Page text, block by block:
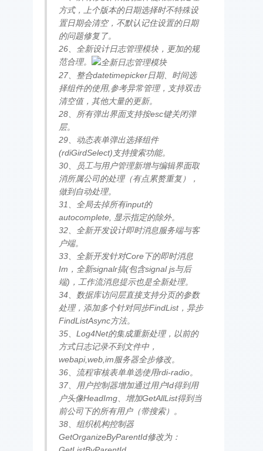
方式，上个版本的日期选择时不特殊设
置日期会清空，不默认记住设置的日期
的问题修复了。
26、全新设计日志管理模块，更加的规
范合理。
27、整合datetimepicker日期、时间选
择组件的使用,参考异常管理，支持双击
清空值，其他大量的更新。
28、所有弹出界面支持按esc键关闭弹
层。
29、动态表单弹出选择组件
(rdiGirdSelect)支持搜索功能。
30、员工与用户管理新增与编辑界面取
消所属公司的处理（有点累赘重复），
做到自动处理。
31、全局去掉所有input的
autocomplete, 显示指定的除外。
32、全新开发设计即时消息服务端与客
户端。
33、全新开发针对Core下的即时消息
Im，全新signalr搞(包含signal js与后
端)，工作流消息提示也是全新处理。
34、数据库访问层直接支持分页的参数
处理，添加多个针对同步FindList，异步
FindListAsync方法。
35、Log4Net的集成重新处理，以前的
方式日志记录不到文件中，
webapi,web,im服务器全步修改。
36、流程审核表单单选使用rdi-radio。
37、用户控制器增加通过用户Id得到用
户头像HeadImg、增加GetAllList得到当
前公司下的所有用户（带搜索）。
38、组织机构控制器
GetOrganizeByParentId修改为：